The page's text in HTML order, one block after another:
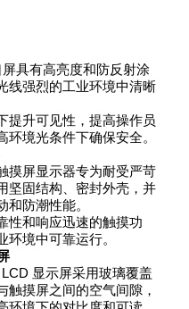
具有高亮度和防反射涂
线强烈的工业环境中清晰
提升可见性，提高操作员
环境光条件下确保安全。
摸屏显示器专为耐受严苛
坚固结构、密封外壳，并
和防潮性能。
性和响应迅速的触摸功
环境中可靠运行。
显示屏采用玻璃覆盖
触摸屏之间的空气间隙，